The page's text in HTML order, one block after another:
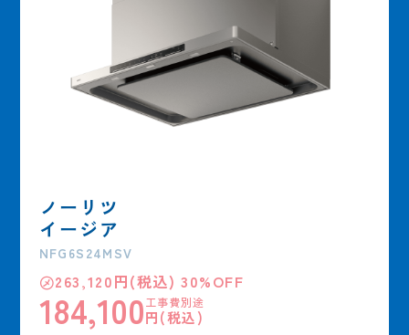
ノーリツ
イージア
NFG6S24MSV
㋱263,120円(税込) 30%OFF
184,100工事費別途
円(税込)